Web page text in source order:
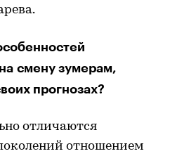
смену зумерам,
прогнозах?
отличаются
отношением